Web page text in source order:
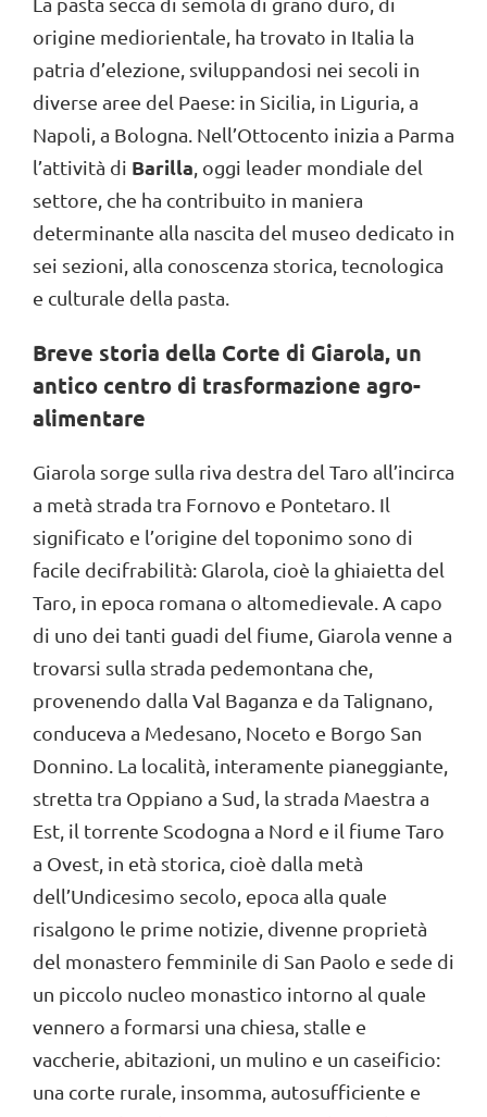
origine mediorientale, ha trovato in Italia la
patria d’elezione, sviluppandosi nei secoli in
diverse aree del Paese: in Sicilia, in Liguria, a
Napoli, a Bologna. Nell’Ottocento inizia a Parma
l’attività di Barilla , oggi leader mondiale del
settore, che ha contribuito in maniera
determinante alla nascita del museo dedicato in
sei sezioni, alla conoscenza storica, tecnologica
e culturale della pasta.
Breve storia della Corte di Giarola, un
antico centro di trasformazione agro-
alimentare
Giarola sorge sulla riva destra del Taro all’incirca
a metà strada tra Fornovo e Pontetaro. Il
significato e l’origine del toponimo sono di
facile decifrabilità: Glarola, cioè la ghiaietta del
Taro, in epoca romana o altomedievale. A capo
di uno dei tanti guadi del fiume, Giarola venne a
trovarsi sulla strada pedemontana che,
provenendo dalla Val Baganza e da Talignano,
conduceva a Medesano, Noceto e Borgo San
Donnino. La località, interamente pianeggiante,
stretta tra Oppiano a Sud, la strada Maestra a
Est, il torrente Scodogna a Nord e il fiume Taro
a Ovest, in età storica, cioè dalla metà
dell’Undicesimo secolo, epoca alla quale
risalgono le prime notizie, divenne proprietà
del monastero femminile di San Paolo e sede di
un piccolo nucleo monastico intorno al quale
vennero a formarsi una chiesa, stalle e
vaccherie, abitazioni, un mulino e un caseificio:
una corte rurale, insomma, autosufficiente e